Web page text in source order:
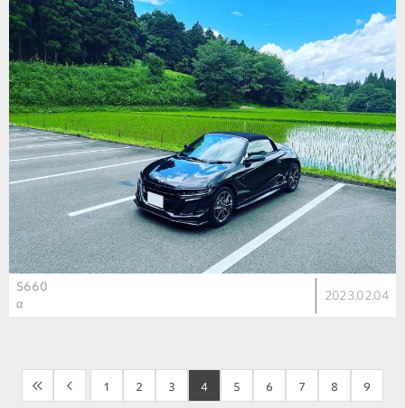
S660
α
2023.02.04
<< < 1 2 3 4 5 6 7 8 9